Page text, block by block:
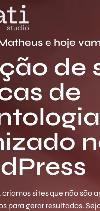
e hoje
de
de
criamos sites que não são
para gerar resultados.